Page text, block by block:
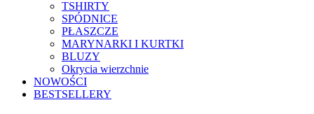
TSHIRTY
SPÓDNICE
PŁASZCZE
MARYNARKI I KURTKI
BLUZY
Okrycia wierzchnie
NOWOŚCI
BESTSELLERY